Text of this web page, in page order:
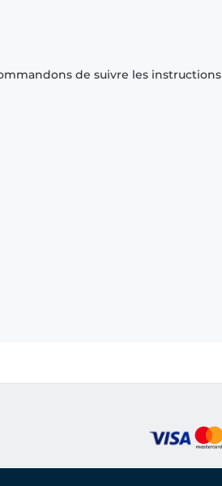
de suivre les instructions